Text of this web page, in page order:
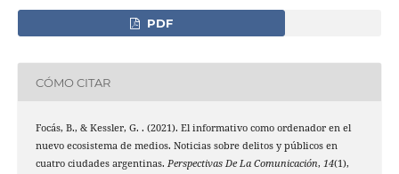
PDF
CÓMO CITAR
Focás, B., & Kessler, G. . (2021). El informativo como ordenador en el
nuevo ecosistema de medios. Noticias sobre delitos y públicos en
cuatro ciudades argentinas. Perspectivas De La Comunicación, 14(1),